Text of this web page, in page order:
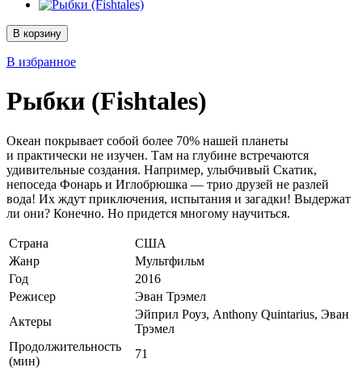
В корзину
В избранное
Рыбки (Fishtales)
Океан покрывает собой более 70% нашей планеты
и практически не изучен. Там на глубине встречаются
удивительные создания. Например, улыбчивый Скатик,
непоседа Фонарь и Иглобрюшка — трио друзей не разлей
вода! Их ждут приключения, испытания и загадки! Выдержат
ли они? Конечно. Но придется многому научиться.
Страна
США
Жанр
Мультфильм
Год
2016
Режисер
Эван Трэмел
Актеры
Эйприл Роуз, Anthony Quintarius, Эван
Трэмел
Продолжительность
(мин)
71